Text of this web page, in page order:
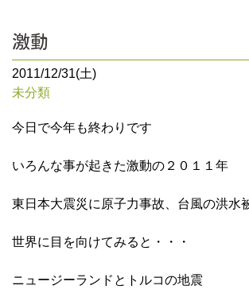
激動
2011/12/31(土)
未分類
今日で今年も終わりです
いろんな事が起きた激動の２０１１年
東日本大震災に原子力事故、台風の洪水
世界に目を向けてみると・・・
ニュージーランドとトルコの地震